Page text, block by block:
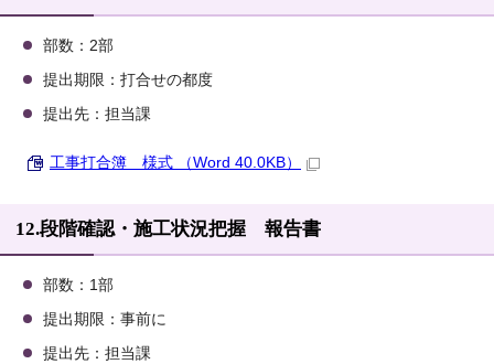
部数：2部
提出期限：打合せの都度
提出先：担当課
工事打合簿 様式 （Word 40.0KB）
12.段階確認・施工状況把握 報告書
部数：1部
提出期限：事前に
提出先：担当課